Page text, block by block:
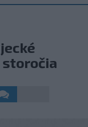
storočia